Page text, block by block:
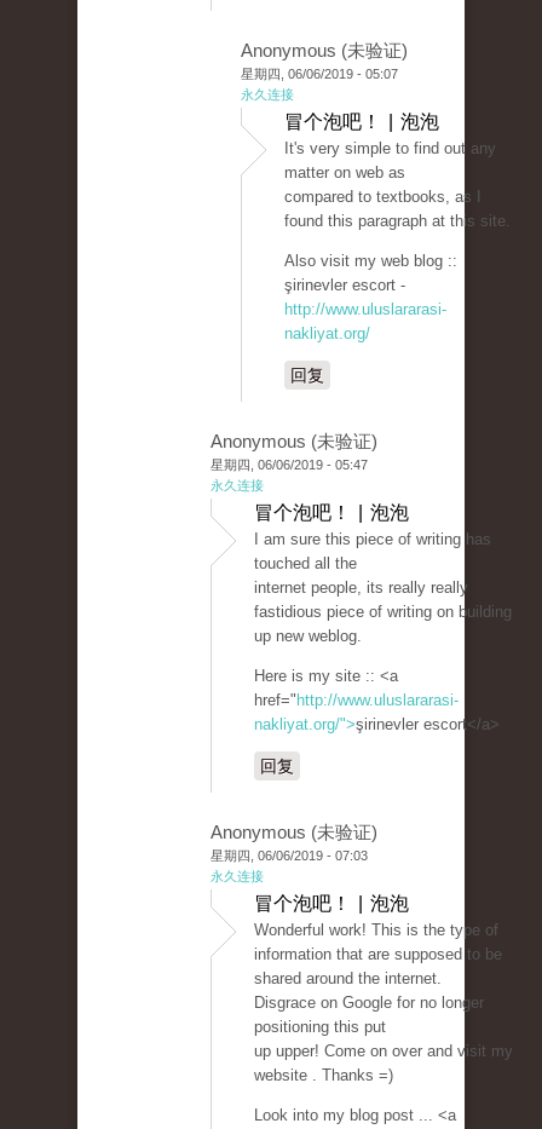
Anonymous (未验证)
星期四, 06/06/2019 - 05:07
永久连接
冒个泡吧！ | 泡泡
It's very simple to find out any
matter on web as
compared to textbooks, as I
found this paragraph at this site.
Also visit my web blog ::
şirinevler escort -
http://www.uluslararasi-
nakliyat.org/
回复
Anonymous (未验证)
星期四, 06/06/2019 - 05:47
永久连接
冒个泡吧！ | 泡泡
I am sure this piece of writing has
touched all the
internet people, its really really
fastidious piece of writing on building
up new weblog.
Here is my site :: <a
href=" http://www.uluslararasi-
nakliyat.org/">şirinevler escort</a>
回复
Anonymous (未验证)
星期四, 06/06/2019 - 07:03
永久连接
冒个泡吧！ | 泡泡
Wonderful work! This is the type of
information that are supposed to be
shared around the internet.
Disgrace on Google for no longer
positioning this put
up upper! Come on over and visit my
website . Thanks =)
Look into my blog post ... <a